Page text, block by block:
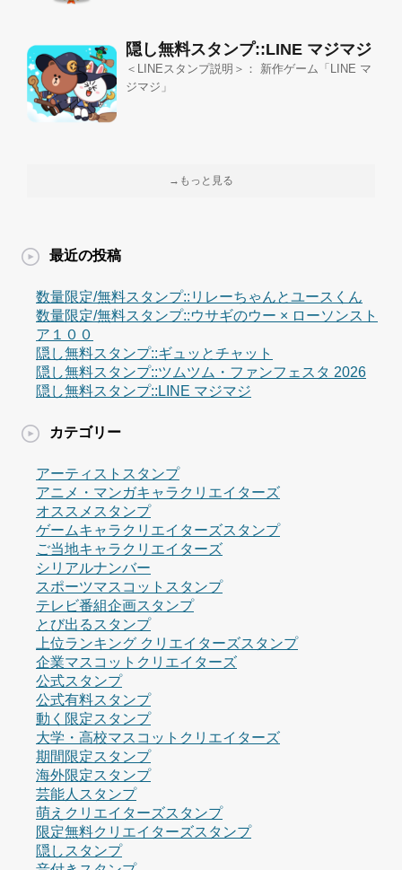
隠し無料スタンプ::LINE マジマジ
＜LINEスタンプ説明＞： 新作ゲーム「LINE マ
ジマジ」
→もっと見る
最近の投稿
数量限定/無料スタンプ::リレーちゃんとユースくん
数量限定/無料スタンプ::ウサギのウー × ローソンスト
ア１００
隠し無料スタンプ::ギュッとチャット
隠し無料スタンプ::ツムツム・ファンフェスタ 2026
隠し無料スタンプ::LINE マジマジ
カテゴリー
アーティストスタンプ
アニメ・マンガキャラクリエイターズ
オススメスタンプ
ゲームキャラクリエイターズスタンプ
ご当地キャラクリエイターズ
シリアルナンバー
スポーツマスコットスタンプ
テレビ番組企画スタンプ
とび出るスタンプ
上位ランキング クリエイターズスタンプ
企業マスコットクリエイターズ
公式スタンプ
公式有料スタンプ
動く限定スタンプ
大学・高校マスコットクリエイターズ
期間限定スタンプ
海外限定スタンプ
芸能人スタンプ
萌えクリエイターズスタンプ
限定無料クリエイターズスタンプ
隠しスタンプ